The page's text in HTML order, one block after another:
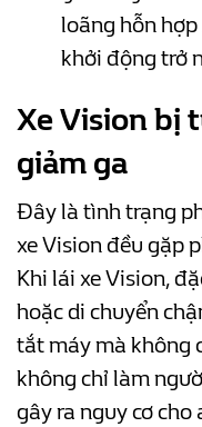
loãng hỗn
khởi động trở
Xe Visionbị
giảm ga
Đây là tình trạng
xe Vision đều gặp
Khi lái xe Vision,
hoặc di chuyển
tắt máy mà không
không chỉ làm
gây ra nguy cơ